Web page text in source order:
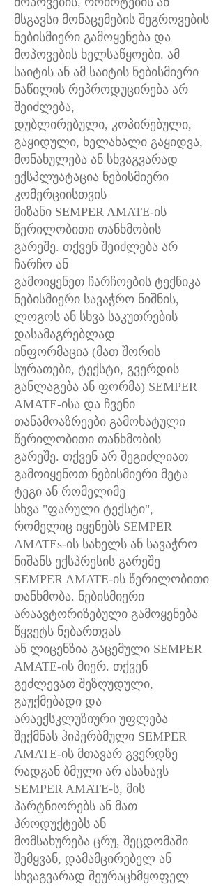
მსგავსი მონაცემების შეგროვების
ნებისმიერი გამოყენება და
მოპოვების ხელსაწყოები. ამ
საიტის ან ამ საიტის ნებისმიერი
ნაწილის რეპროდუცირება არ
შეიძლება,
დუბლირებული, კოპირებული,
გაყიდული, ხელახალი გაყიდვა,
მონახულება ან სხვაგვარად
ექსპლუატაცია ნებისმიერი
კომერციისთვის
მიზანი SEMPER AMATE-ის
წერილობითი თანხმობის
გარეშე. თქვენ შეიძლება არ
ჩარჩო ან
გამოიყენეთ ჩარჩოების ტექნიკა
ნებისმიერი სავაჭრო ნიშნის,
ლოგოს ან სხვა საკუთრების
დასამაგრებლად
ინფორმაცია (მათ შორის
სურათები, ტექსტი, გვერდის
განლაგება ან ფორმა) SEMPER
AMATE-ისა და ჩვენი
თანამოაზრეები გამოხატული
წერილობითი თანხმობის
გარეშე. თქვენ არ შეგიძლიათ
გამოიყენოთ ნებისმიერი მეტა
ტეგი ან რომელიმე
სხვა "ფარული ტექსტი",
რომელიც იყენებს SEMPER
AMATEs-ის სახელს ან სავაჭრო
ნიშანს ექსპრესის გარეშე
SEMPER AMATE-ის წერილობითი
თანხმობა. ნებისმიერი
არაავტორიზებული გამოყენება
წყვეტს ნებართვას
ან ლიცენზია გაცემული SEMPER
AMATE-ის მიერ. თქვენ
გეძლევათ შეზღუდული,
გაუქმებადი და
არაექსკლუზიური უფლება
შექმნას ჰიპერბმული SEMPER
AMATE-ის მთავარ გვერდზე
რადგან ბმული არ ასახავს
SEMPER AMATE-ს, მის
პარტნიორებს ან მათ
პროდუქტებს ან
მომსახურება ცრუ, შეცდომაში
შემყვან, დამამცირებელ ან
სხვაგვარად შეურაცხმყოფელ